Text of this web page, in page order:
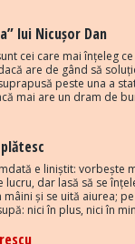
lui Nicușor Dan
cei care mai înțeleg
are de gând să
peste una a
mai are un dram de
e liniștit: vorbește
lucru, dar lasă să se
și se uită aiurea; pe
nici în plus, nici în